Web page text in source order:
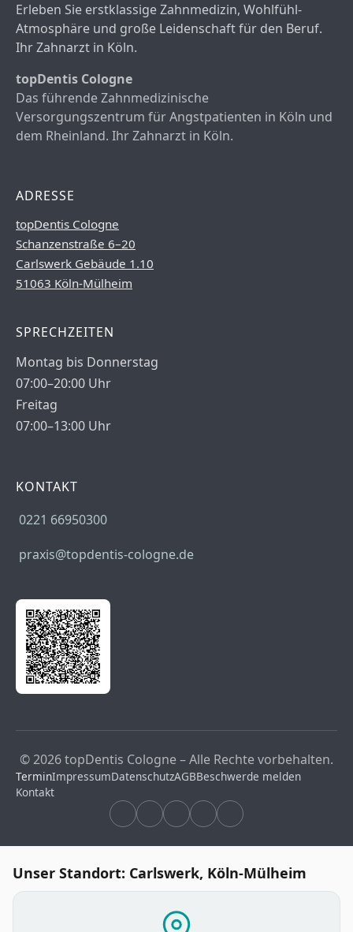
Erleben Sie erstklassige Zahnmedizin, Wohlfühl-
Atmosphäre und große Leidenschaft für den Beruf.
Ihr Zahnarzt in Köln.
topDentis Cologne
Das führende Zahnmedizinische
Versorgungszentrum für Angstpatienten in Köln und
dem Rheinland. Ihr Zahnarzt in Köln.
ADRESSE
topDentis Cologne
Schanzenstraße 6–20
Carlswerk Gebäude 1.10
51063 Köln-Mülheim
SPRECHZEITEN
Montag bis Donnerstag
07:00–20:00 Uhr
Freitag
07:00–13:00 Uhr
KONTAKT
0221 66950300
praxis@topdentis-cologne.de
© 2026 topDentis Cologne – Alle Rechte vorbehalten.
TerminImpressumDatenschutzAGBBeschwerde melden
Kontakt
Unser Standort: Carlswerk, Köln-Mülheim